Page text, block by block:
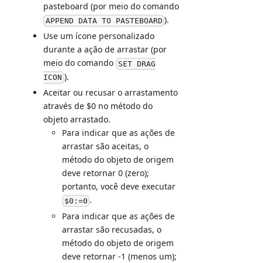
pasteboard (por meio do comando
APPEND DATA TO PASTEBOARD ).
Use um ícone personalizado
durante a ação de arrastar (por
meio do comando SET DRAG
ICON ).
Aceitar ou recusar o arrastamento
através de $0 no método do
objeto arrastado.
Para indicar que as ações de
arrastar são aceitas, o
método do objeto de origem
deve retornar 0 (zero);
portanto, você deve executar
$0:=0 .
Para indicar que as ações de
arrastar são recusadas, o
método do objeto de origem
deve retornar -1 (menos um);